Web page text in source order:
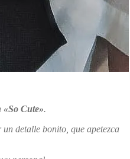
«So Cute».
detalle bonito, que apetezca